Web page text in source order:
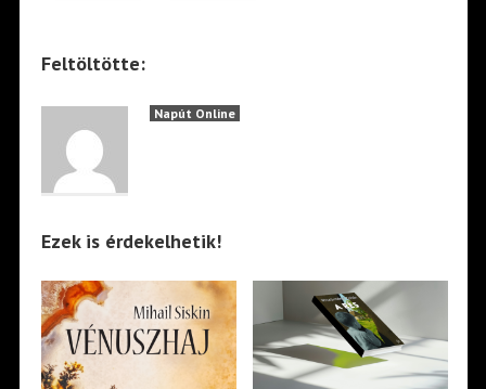
Feltöltötte:
Napút Online
Ezek is érdekelhetik!